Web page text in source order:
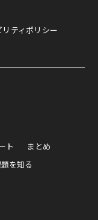
リティポリシー
ト
まとめ
を知る